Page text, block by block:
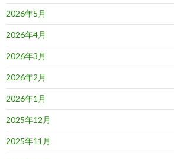
2026年5月
2026年4月
2026年3月
2026年2月
2026年1月
2025年12月
2025年11月